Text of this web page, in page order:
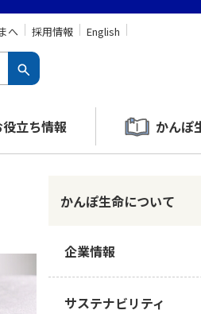
へ 採用情報 English
役立ち情報 かんぽ
かんぽ生命について
企業情報
ご挨拶
サステナビリティ